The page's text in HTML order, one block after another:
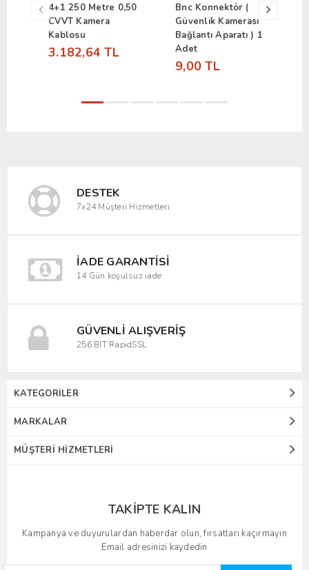
4+1 250 Metre 0,50
CVVT Kamera
Kablosu
3.182,64 TL
Bnc Konnektör (
Güvenlik Kamerası
Bağlantı Aparatı ) 1
Adet
9,00 TL
DESTEK
7x24 Müşteri Hizmetleri
İADE GARANTISI
14 Gün koşulsuz iade
GÜVENLI ALIŞVERIŞ
256 BIT RapidSSL
KATEGORILER
MARKALAR
MÜŞTERI HIZMETLERI
TAKIPTE KALIN
Kampanya ve duyurulardan haberdar olun, fırsatları kaçırmayın
Email adresinizi kaydedin